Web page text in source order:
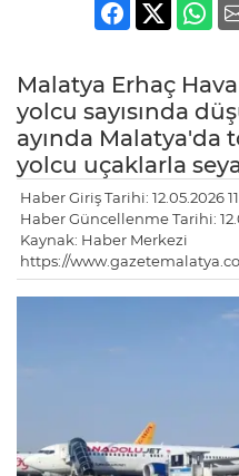
Malatya Erhaç
yolcu sayısında
ayında Malatya'da
yolcu uçaklarla
Haber Giriş Tarihi: 12.05.2026
Haber Güncellenme Tarihi:
Kaynak: Haber Merkezi
https://